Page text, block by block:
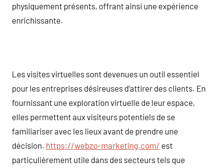
physiquement présents, offrant ainsi une expérience
enrichissante.
Les visites virtuelles sont devenues un outil essentiel
pour les entreprises désireuses d’attirer des clients. En
fournissant une exploration virtuelle de leur espace,
elles permettent aux visiteurs potentiels de se
familiariser avec les lieux avant de prendre une
décision. https://webzo-marketing.com/ est
particulièrement utile dans des secteurs tels que